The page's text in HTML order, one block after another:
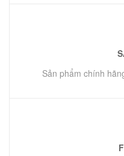
Sản phẩm chính